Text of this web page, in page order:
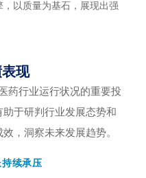
以质量为基石，展现出强
现
药行业运行状况的重要投
于研判行业发展态势和
，洞察未来发展趋势。
续承压